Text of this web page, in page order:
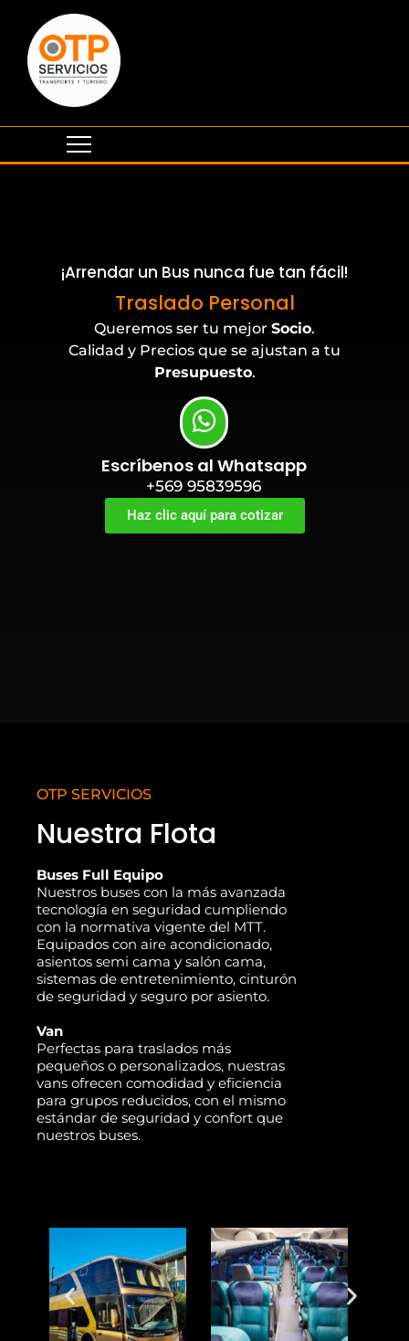
¡Arrendar un Bus nunca fue tan fácil!
Traslado Personal
Eventos Corporativos
Queremos ser tu mejor Socio.
Calidad y Precios que se ajustan a tu
Presupuesto.
Escríbenos al Whatsapp
+569 95839596
Haz clic aquí para cotizar
OTP SERVICIOS
Nuestra Flota
Buses Full Equipo
Nuestros buses con la más avanzada
tecnología en seguridad cumpliendo
con la normativa vigente del MTT.
Equipados con aire acondicionado,
asientos semi cama y salón cama,
sistemas de entretenimiento, cinturón
de seguridad y seguro por asiento.
Van
Perfectas para traslados más
pequeños o personalizados, nuestras
vans ofrecen comodidad y eficiencia
para grupos reducidos, con el mismo
estándar de seguridad y confort que
nuestros buses.